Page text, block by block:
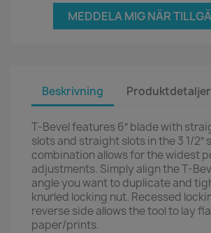
MEDDELA MIG NÄR
Beskrivning Produktdetaljer
T-Bevel features 6″ blade with
slots and straight slots in the 3 1/2″
combination allows for the widest
adjustments. Simply align the T-
angle you want to duplicate and
knurled locking nut. Recessed
reverse side allows the tool to lay
paper/prints.